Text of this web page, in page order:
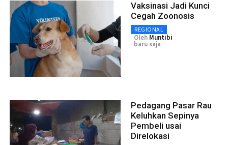
Vaksinasi Jadi Kunci
Cegah Zoonosis
REGIONAL
Oleh Muntibi
baru saja
Pedagang Pasar Rau
Keluhkan Sepinya
Pembeli usai
Direlokasi